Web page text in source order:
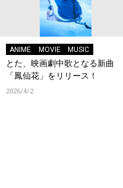
ANIME MOVIE MUSIC
とた、映画劇中歌となる新曲
「鳳仙花」をリリース！
2026/4/2